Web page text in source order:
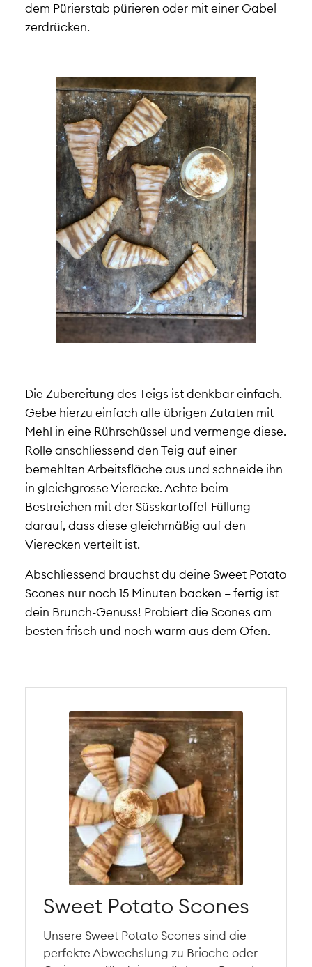
dem Pürierstab pürieren oder mit einer Gabel
zerdrücken.
Die Zubereitung des Teigs ist denkbar einfach.
Gebe hierzu einfach alle übrigen Zutaten mit
Mehl in eine Rührschüssel und vermenge diese.
Rolle anschliessend den Teig auf einer
bemehlten Arbeitsfläche aus und schneide ihn
in gleichgrosse Vierecke. Achte beim
Bestreichen mit der Süsskartoffel-Füllung
darauf, dass diese gleichmäßig auf den
Vierecken verteilt ist.
Abschliessend brauchst du deine Sweet Potato
Scones nur noch 15 Minuten backen – fertig ist
dein Brunch-Genuss! Probiert die Scones am
besten frisch und noch warm aus dem Ofen.
Sweet Potato Scones
Unsere Sweet Potato Scones sind die
perfekte Abwechslung zu Brioche oder